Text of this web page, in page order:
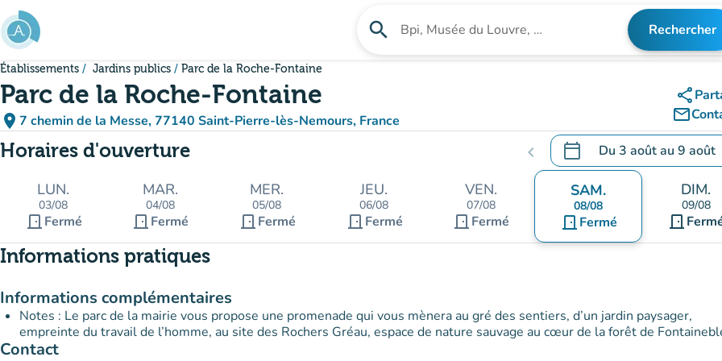
Aller au contenu principal
search Rechercher un établissement Rechercher
Établissements Jardins publics Parc de la Roche-Fontaine
Parc de la Roche-Fontaine
place 7 chemin de la Messe, 77140 Saint-Pierre-lès-Nemours, France
(ouvrir dans Google Maps)
(nouvel onglet)
share
mail_outline
Horaires d'ouverture chevron_left calendar_today Du 3 aoûtau 9 août
.Ouvrir le calendrier pour
LUN.
03/08
door_front Fermé
MAR.
04/08
door_front Fermé
MER.
05/08
door_front Fermé
JEU.
06/08
door_front Fermé
VEN.
07/08
door_front Fermé
SAM.
08/08
door_front Fermé
DIM.
09/08
door_front
Informations pratiques
Informations complémentaires
Notes : Le parc de la mairie vous propose une promenade qui vous mènera au gré des sentiers, d’un jardin paysager,
empreinte du travail de l’homme, au site des Rochers Gréau, espace de nature sauvage au cœur de la forêt de
Contact